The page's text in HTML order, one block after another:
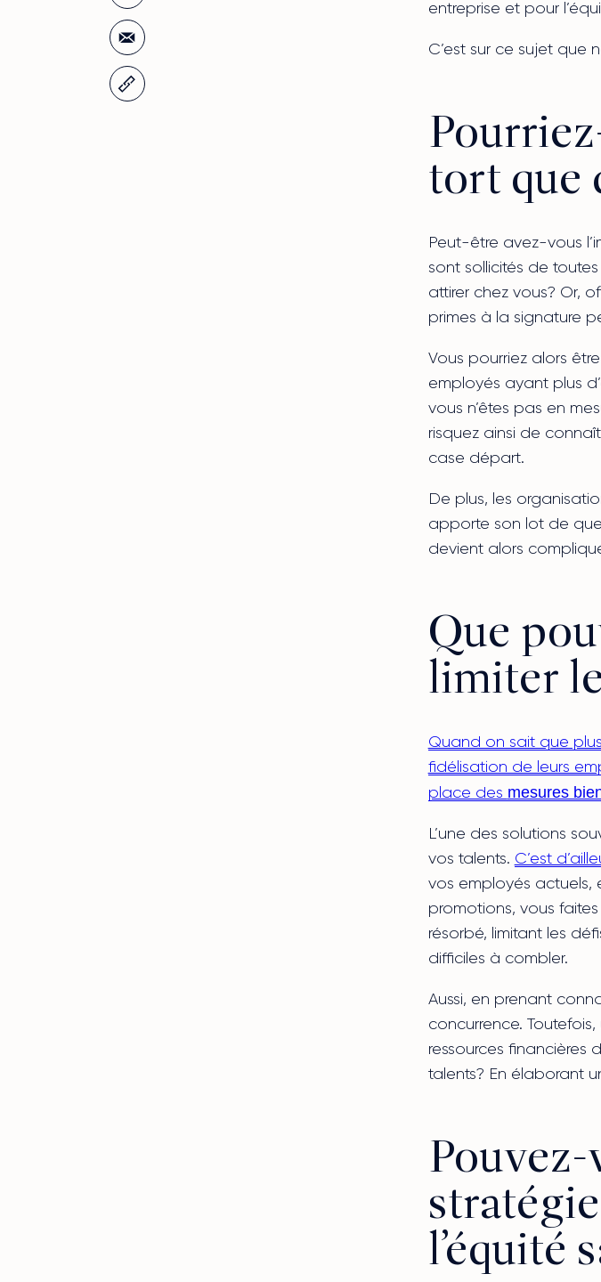
entreprise et pour
C’est sur ce sujet que
tort que
Peut-être avez-vous
sont sollicités de
attirer chez vous? Or,
primes à la signature
Vous pourriez alors
employés ayant plus
vous n’êtes pas en
risquez ainsi de
case départ.
De plus, les
apporte son lot de
devient alors
Que
limiter
Quand on sait que
fidélisation de leurs
place des mesures
L’une des solutions
vos talents. C’est
vos employés actuels,
promotions, vous
résorbé, limitant les
difficiles à combler.
Aussi, en prenant
concurrence.
ressources financières
talents? En élaborant
l’équité